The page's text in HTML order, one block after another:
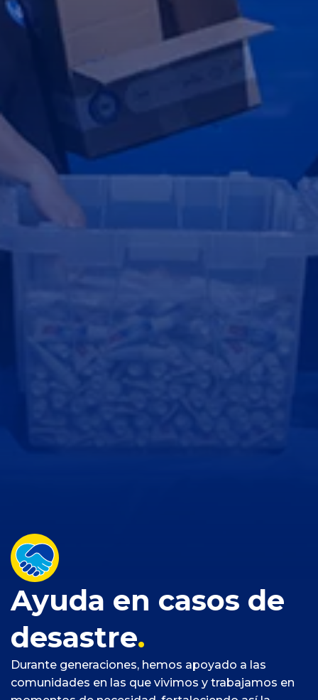
Ayuda en casos de
desastre.
Durante generaciones, hemos apoyado a las
comunidades en las que vivimos y trabajamos en